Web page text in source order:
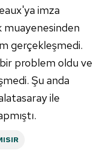
imza
muayenesinden
gerçekleşmedi.
problem oldu ve
Şu anda
ile